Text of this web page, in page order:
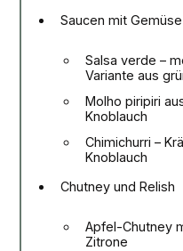
Saucen mit
Salsa verde –
Variante aus
Molho piripiri
Knoblauch
Chimichurri –
Knoblauch
Chutney und Relish
Apfel-Chutney
Zitrone